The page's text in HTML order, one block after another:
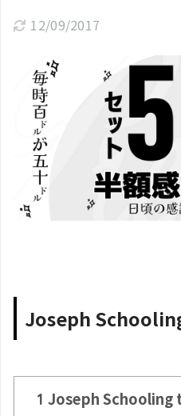
12/09/2017
Joseph
1 Joseph Schooling